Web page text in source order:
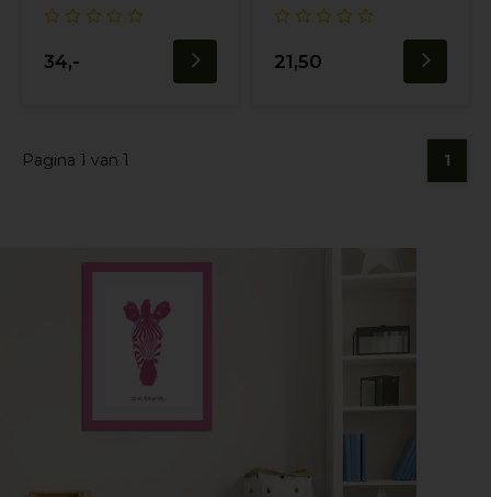
34,- 21,50
Pagina 1 van 1 1